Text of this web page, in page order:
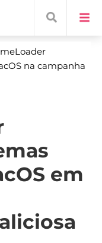
na campanha
em